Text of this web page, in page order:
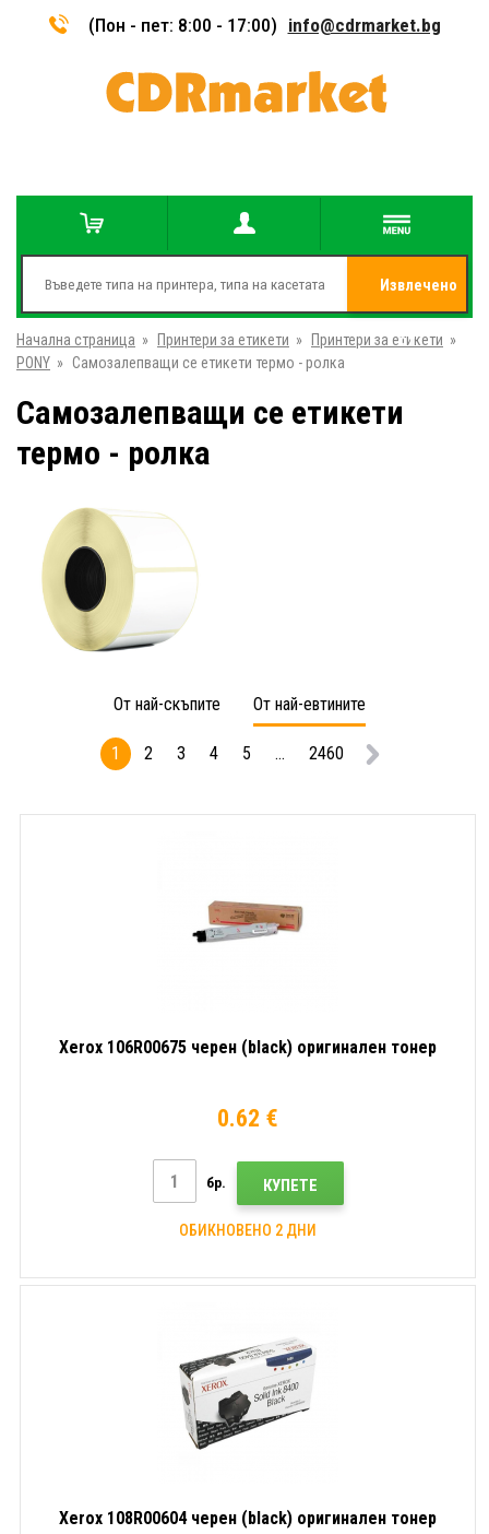
(Пон - пет: 8:00 - 17:00) info@cdrmarket.bg
Извлечено
от
Начална страница » Принтери за етикети » Принтери за етикети »
PONY » Самозалепващи се етикети термо - ролка
Самозалепващи се етикети
термо - ролка
От най-скъпите От най-евтините
1 2 3 4 5 ... 2460
Xerox 106R00675 черен (black) оригинален тонер
0.62 €
бр. КУПЕТЕ
ОБИКНОВЕНО 2 ДНИ
Xerox 108R00604 черен (black) оригинален тонер